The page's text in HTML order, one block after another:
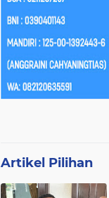
Artikel Pilihan